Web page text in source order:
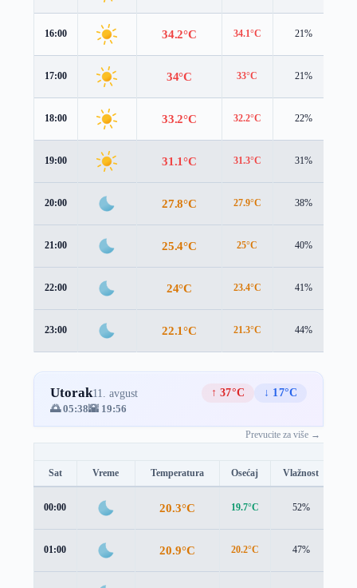
16:00 34.2°C 34.1°C 21%
17:00 34°C 33°C 21%
18:00 33.2°C 32.2°C 22%
19:00 31.1°C 31.3°C 31%
20:00 27.8°C 27.9°C 38%
21:00 25.4°C 25°C 40%
22:00 24°C 23.4°C 41%
23:00 22.1°C 21.3°C 44%
Utorak11. avgust ↑ 37°C
↓ 17°C
🌅 05:38🌇 19:56
Prevucite za više →
Sat Vreme Temperatura Osećaj Vlažnost
00:00 20.3°C 19.7°C 52%
01:00 20.9°C 20.2°C 47%